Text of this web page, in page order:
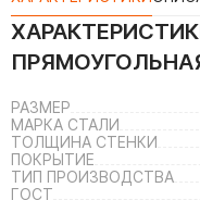
РАЗМЕР
МАРКА СТАЛИ
ТОЛЩИНА СТЕНКИ
ПОКРЫТИЕ
ТИП ПРОИЗВОДСТВА
ГОСТ